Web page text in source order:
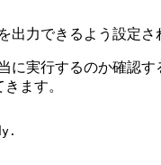
力できるよう設定さ
に実行するのか確認
ます。